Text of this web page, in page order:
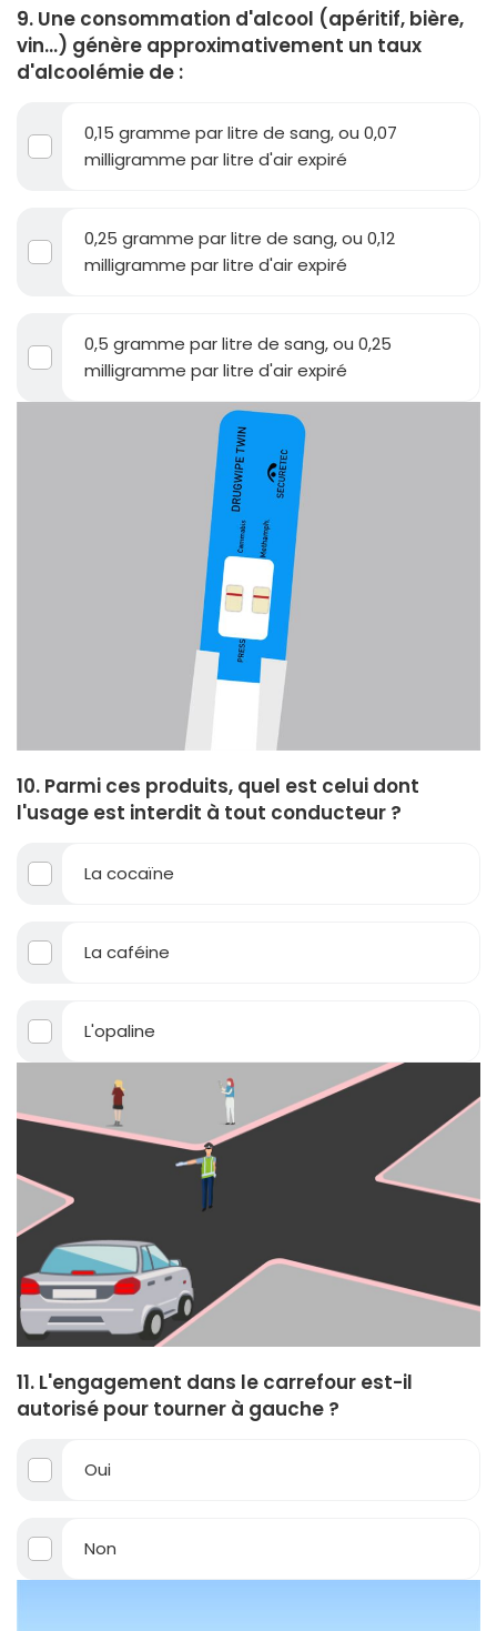
9. Une consommation d'alcool (apéritif, bière,
vin...) génère approximativement un taux
d'alcoolémie de :
0,15 gramme par litre de sang, ou 0,07
milligramme par litre d'air expiré
0,25 gramme par litre de sang, ou 0,12
milligramme par litre d'air expiré
0,5 gramme par litre de sang, ou 0,25
milligramme par litre d'air expiré
10. Parmi ces produits, quel est celui dont
l'usage est interdit à tout conducteur ?
La cocaïne
La caféine
L'opaline
11. L'engagement dans le carrefour est-il
autorisé pour tourner à gauche ?
Oui
Non